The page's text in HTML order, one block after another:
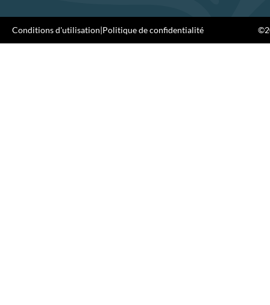
Conditions d'utilisation|Politique de confidentialité